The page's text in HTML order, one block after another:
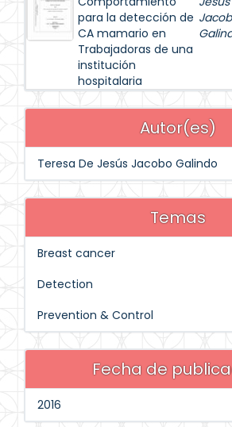
para la detección de
CA mamario en
Trabajadoras de una
institución
hospitalaria
Autor(es)
Teresa De Jesús Jacobo Galindo
Temas
Breast cancer
Detection
Prevention & Control
Fecha de
2016